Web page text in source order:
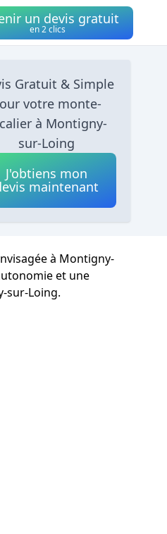
un devis gratuit
en 2 clics
Gratuit & Simple
votre monte-
à Montigny-
sur-Loing
J'obtiens mon
maintenant
à Montigny-
et une
sur-Loing.